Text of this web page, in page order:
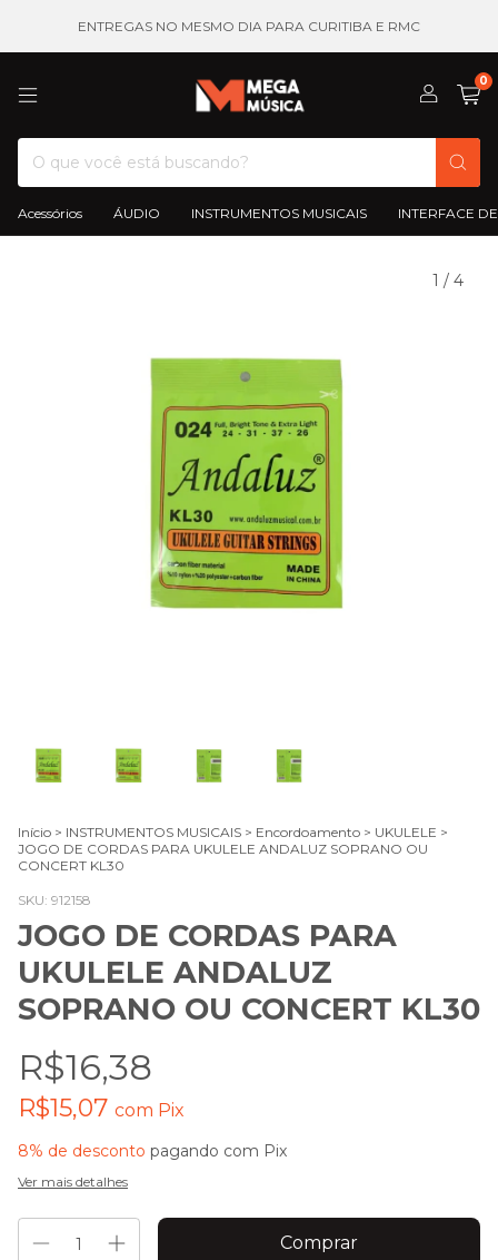
ENTREGAS NO MESMO DIA PARA CURITIBA E RMC
0
Acessórios ÁUDIO INSTRUMENTOS MUSICAIS INTERFACE
1 / 4
Início > INSTRUMENTOS MUSICAIS > Encordoamento > UKULELE >
JOGO DE CORDAS PARA UKULELE ANDALUZ SOPRANO OU
CONCERT KL30
SKU: 912158
JOGO DE CORDAS PARA
UKULELE ANDALUZ
SOPRANO OU CONCERT KL30
R$16,38
R$15,07 com Pix
8% de desconto pagando com Pix
Ver mais detalhes